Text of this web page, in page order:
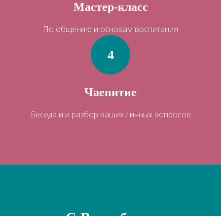
Мастер-класс
По общению и основам воспитания
Чаепитие
Беседа и и разбор ваших личных вопросов